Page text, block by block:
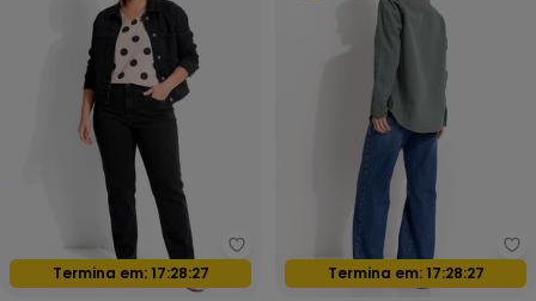
Quintess - Calça Reta Preto
Oferta relâmpago
Termina em: 17:28:24 Oferta relâmpago
Termina em: 17:28:24